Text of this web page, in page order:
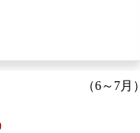
（6～7月）